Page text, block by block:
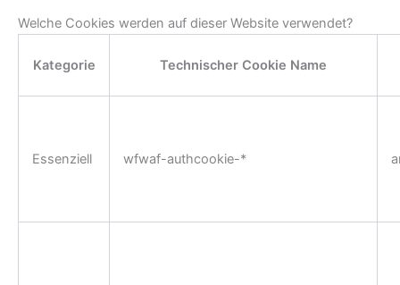
Welche Cookies werden auf dieser Website verwendet?
Kategorie Technischer Cookie Name
Essenziell wfwaf-authcookie-*